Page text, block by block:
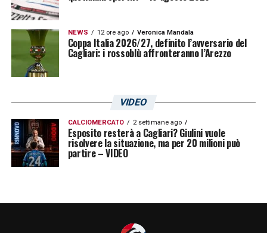
NEWS 12 ore ago Veronica Mandala
Coppa Italia 2026/27, definito l’avversario del
Cagliari: i rossoblù affronteranno l’Arezzo
VIDEO
CALCIOMERCATO 2 settimane ago
Esposito resterà a Cagliari? Giulini vuole
risolvere la situazione, ma per 20 milioni può
partire – VIDEO